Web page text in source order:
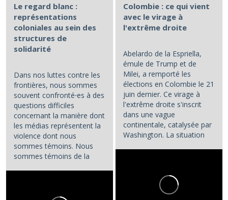
Le regard blanc :
représentations
coloniales au sein des
structures de
solidarité
Dans nos luttes contre les
frontières, nous sommes
souvent confronté⋅es à des
questions difficiles
concernant la manière dont
les médias représentent la
violence dont nous
sommes témoins. Nous
sommes témoins de la
Colombie : ce qui vient
avec le virage à
l'extrême droite
Abelardo de la Espriella,
émule de Trump et de
Milei, a remporté les
élections en Colombie le 21
juin dernier. Ce virage à
l'extrême droite s'inscrit
dans une vague
continentale, catalysée par
Washington. La situation